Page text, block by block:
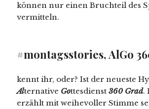
können nur einen Bruchteil des
vermitteln.
#montagsstories, AlGo
kennt ihr, oder? Ist der neueste
Alternative Gottesdienst360 Grad.
erzählt mit weihevoller Stimme